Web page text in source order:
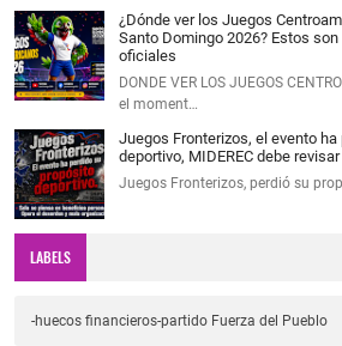
¿Dónde ver los Juegos
Santo Domingo 2026? Estos
oficiales
DONDE VER LOS JUEGOS
el moment…
Juegos Fronterizos, el evento
deportivo, MIDEREC debe
Juegos Fronterizos, perdió su
LABELS
-huecos financieros-partido Fuerza del Pueblo